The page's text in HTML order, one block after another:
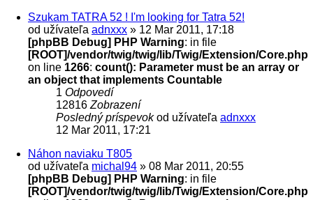
Szukam TATRA 52 ! I'm looking for Tatra 52!
od užívateľa adnxxx » 12 Mar 2011, 17:18
[phpBB Debug] PHP Warning: in file
[ROOT]/vendor/twig/twig/lib/Twig/Extension/Core.php
on line 1266: count(): Parameter must be an array or
an object that implements Countable
1 Odpovedí
12816 Zobrazení
Posledný príspevokod užívateľa adnxxx
12 Mar 2011, 17:21
Náhon naviaku T805
od užívateľa michal94 » 08 Mar 2011, 20:55
[phpBB Debug] PHP Warning: in file
[ROOT]/vendor/twig/twig/lib/Twig/Extension/Core.php